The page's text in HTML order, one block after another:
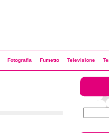
Fotografia Fumetto Televisione